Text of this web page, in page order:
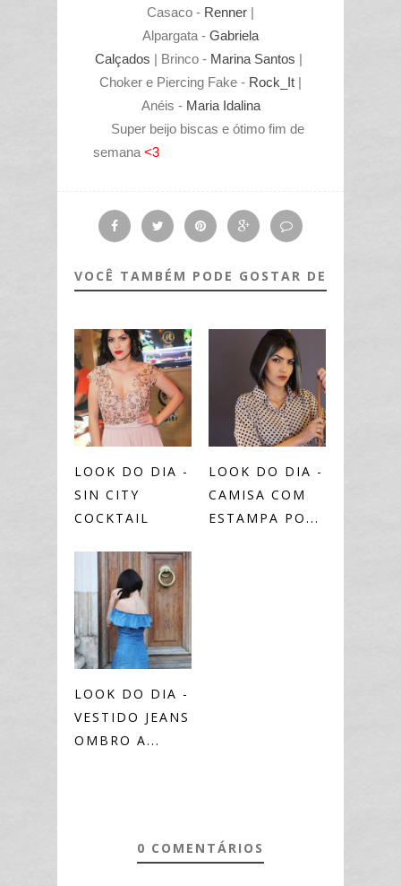
Casaco - Renner |
Alpargata - Gabriela
Calçados | Brinco - Marina Santos |
Choker e Piercing Fake - Rock_It |
Anéis - Maria Idalina
Super beijo biscas e ótimo fim de
semana <3
VOCÊ TAMBÉM PODE GOSTAR DE
LOOK DO DIA -
SIN CITY
COCKTAIL
LOOK DO DIA -
CAMISA COM
ESTAMPA PO...
LOOK DO DIA -
VESTIDO JEANS
OMBRO A...
0 COMENTÁRIOS